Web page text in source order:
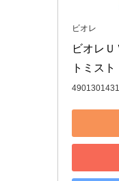
ビオレ
ビオレ
トミスト